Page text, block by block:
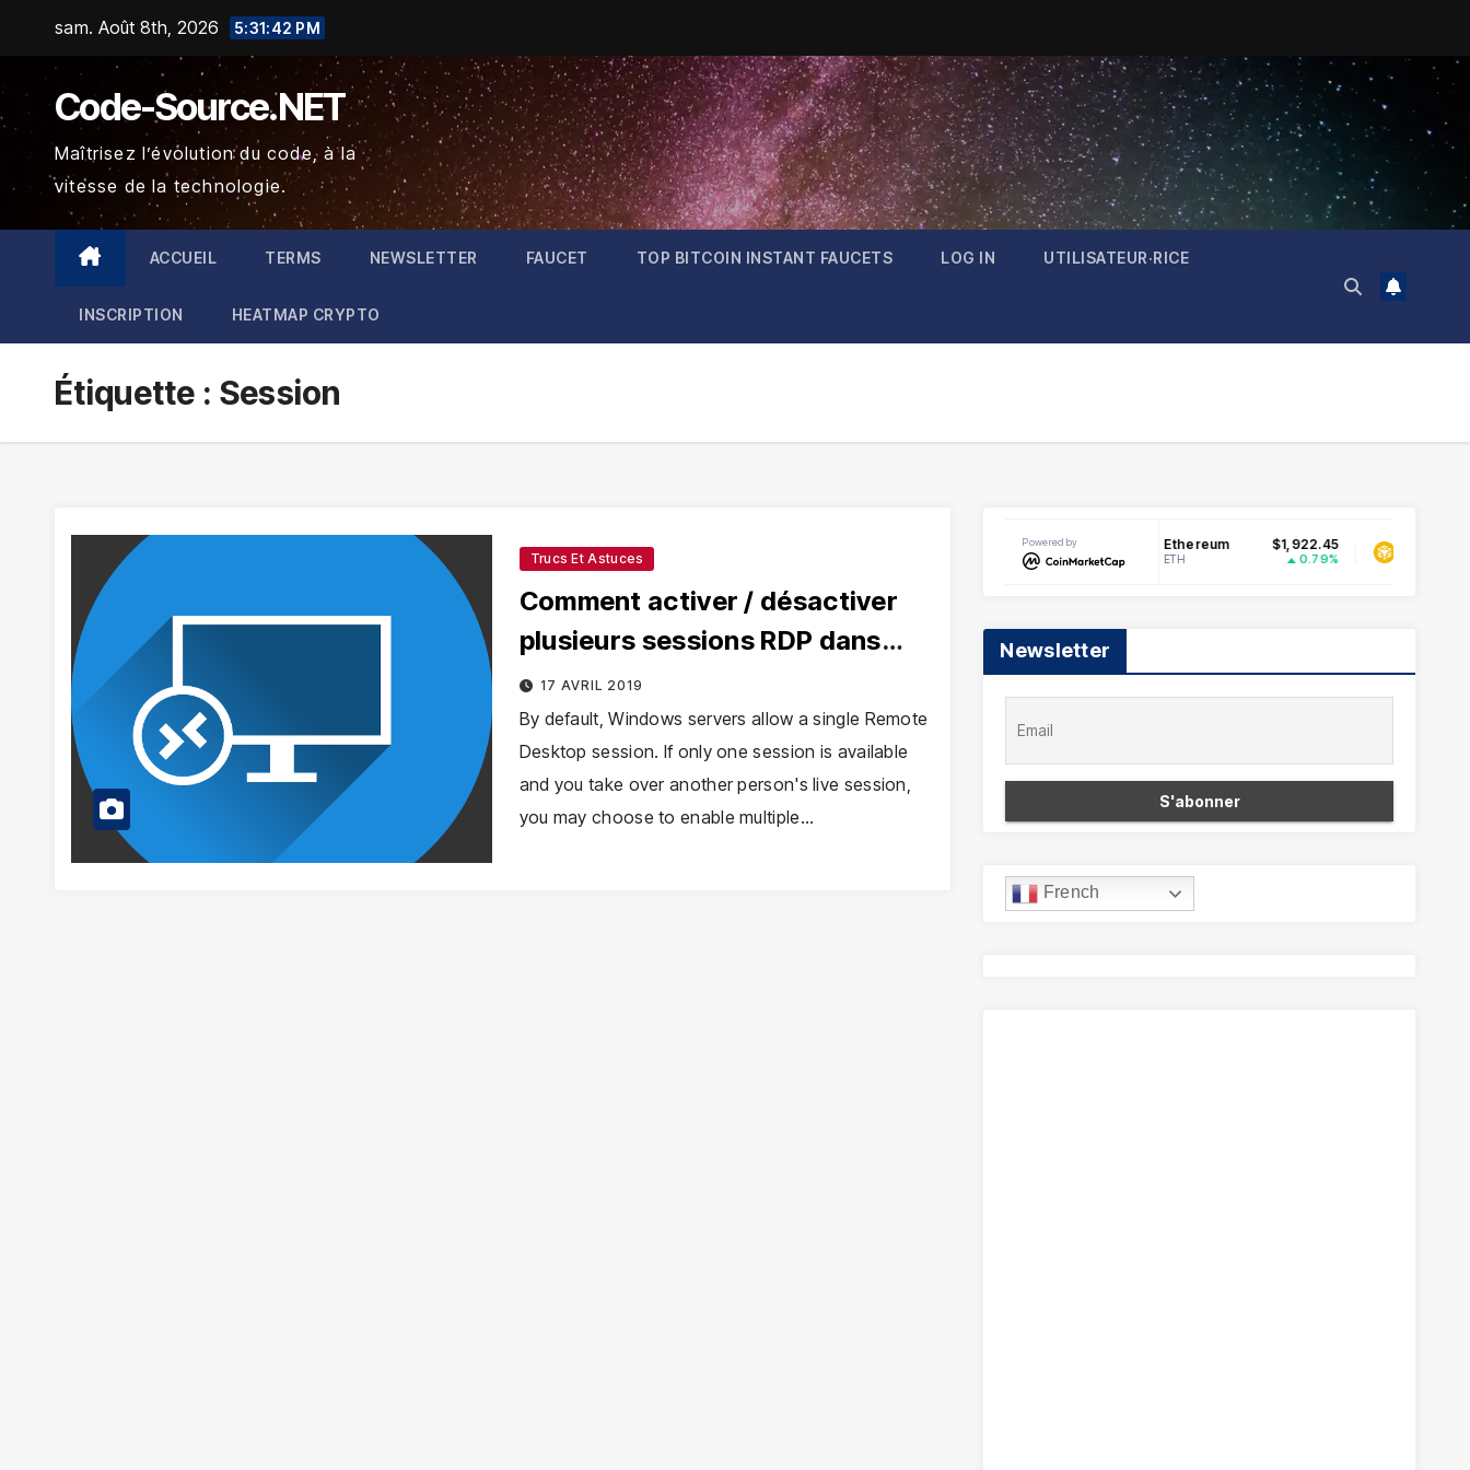
sam. Août 8th, 2026 5:31:43 PM
Code-Source.NET
Maîtrisez l’évolution du code, à la
vitesse de la technologie.
ACCUEIL TERMS NEWSLETTER FAUCET TOP BITCOIN INSTANT FAUCETS LOG IN UTILISATEUR·RICE
INSCRIPTION HEATMAP CRYPTO
Étiquette : Session
Trucs Et Astuces
Comment activer / désactiver
plusieurs sessions RDP dans
Windows Server
17 AVRIL 2019
By default, Windows servers allow a single Remote
Desktop session. If only one session is available
and you take over another person's live session,
you may choose to enable multiple…
Powered by
Bitcoin Litecoin $45.80
0.17%
XRP
XRP
$0.071203
2.52%
Ethereum $1,922.45
ETH
BNB
Newsletter
French